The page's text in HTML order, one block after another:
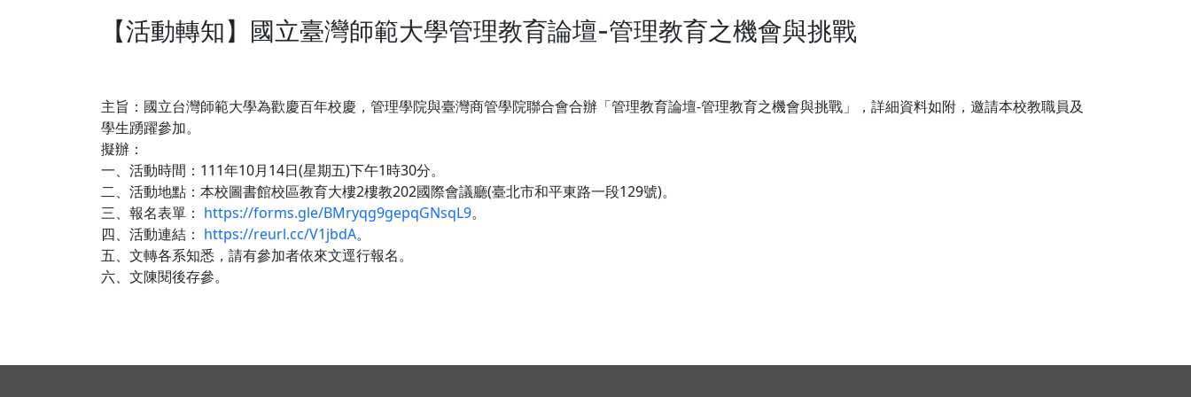
【活動轉知】國立臺灣師範大學管理教育論壇-管理教育之機會與挑戰
主旨：​國立台灣師範大學為歡慶百年校慶，管理學院與臺灣商管學院聯合會合辦「管理教育論壇-管理教育之機會與挑戰」，詳細資料如附，邀請本校教職員及
學生踴躍參加。
擬辦：​
一、活動時間：111年10月14日(星期五)下午1時30分。
二、活動地點：本校圖書館校區教育大樓2樓教202國際會議廳(臺北市和平東路一段129號)。
三、報名表單： https://forms.gle/BMryqg9gepqGNsqL9。
四、活動連結： https://reurl.cc/V1jbdA。
五、文轉各系知悉，請有參加者依來文逕行報名。
六、文陳閱後存參。